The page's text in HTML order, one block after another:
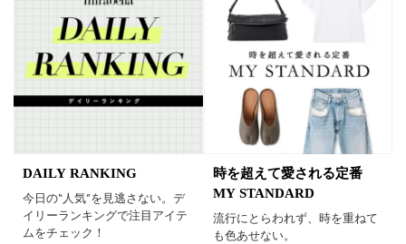
DAILY RANKING
今日の“人気”を見逃さない。デ
イリーランキングで注目アイテ
ムをチェック！
時を超えて愛される定番
MY STANDARD
流行にとらわれず、時を重ねて
も色あせない。